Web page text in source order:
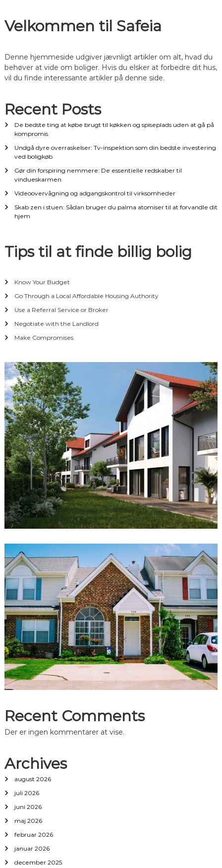
s
n
a
v
i
g
a
t
i
n
Velkommen til Safeia
Denne hjemmeside udgiver jævnligt artikler om alt, hvad du
behøver at vide om boliger. Hvis du elsker at forbedre dit hus,
vil du finde interessante artikler på denne side.
Recent Posts
De bedste ting at købe brugt til køkken og spiseplads uden at gå på
kompromis
Undgå dyre overraskelser: Tv-inspektion som din bedste investering
ved boligkøb
Gør din forspiring nemmere: De essentielle redskaber til
vindueskarmen
Videoovervågning og adgangskontrol til virksomheder
Skab zen i stuen: Sådan bruger du palma atomiser til at forvandle dit
hjem
Tips til at finde billig bolig
Know Your Budget
Go Through a Local Affordable Housing Authority
Use a Referral Service or Broker
Negotiate with the Landlord
Make Compromises
Recent Comments
Der er ingen kommentarer at vise.
Archives
august 2026
juli 2026
juni 2026
maj 2026
februar 2026
januar 2026
december 2025